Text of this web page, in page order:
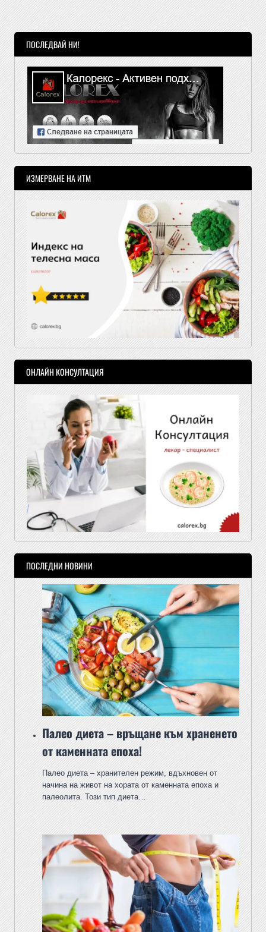
ПОСЛЕДВАЙ НИ!
ИЗМЕРВАНЕ НА ИТМ
ОНЛАЙН КОНСУЛТАЦИЯ
ПОСЛЕДНИ НОВИНИ
Палео диета – връщане към храненето
от каменната епоха!
Палео диета – хранителен режим, вдъхновен от
начина на живот на хората от каменната епоха и
палеолита. Този тип диета…